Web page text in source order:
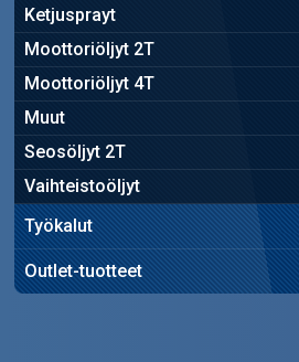
Ketjusprayt
Moottoriöljyt 2T
Moottoriöljyt 4T
Muut
Seosöljyt 2T
Vaihteistoöljyt
Työkalut
Outlet-tuotteet